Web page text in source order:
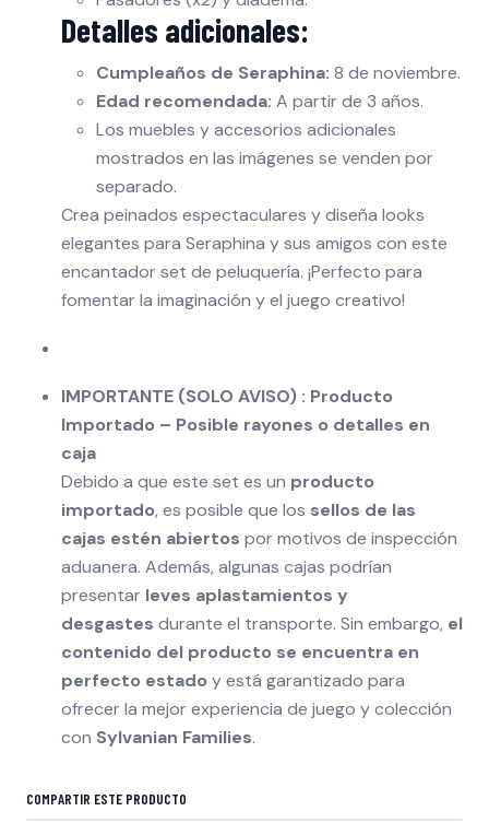
Detalles adicionales:
Cumpleaños de Seraphina: 8 de noviembre.
Edad recomendada: A partir de 3 años.
Los muebles y accesorios adicionales
mostrados en las imágenes se venden por
separado.
Crea peinados espectaculares y diseña looks
elegantes para Seraphina y sus amigos con este
encantador set de peluquería. ¡Perfecto para
fomentar la imaginación y el juego creativo!
IMPORTANTE (SOLO AVISO) : Producto
Importado – Posible rayones o detalles en
caja
Debido a que este set es un producto
importado, es posible que los sellos de las
cajas estén abiertos por motivos de inspección
aduanera. Además, algunas cajas podrían
presentar leves aplastamientos y
desgastes durante el transporte. Sin embargo, el
contenido del producto se encuentra en
perfecto estado y está garantizado para
ofrecer la mejor experiencia de juego y colección
con Sylvanian Families.
COMPARTIR ESTE PRODUCTO